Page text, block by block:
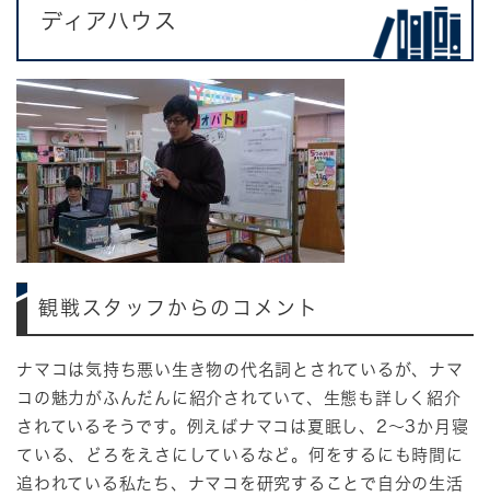
ディアハウス
観戦スタッフからのコメント
ナマコは気持ち悪い生き物の代名詞とされているが、ナマ
コの魅力がふんだんに紹介されていて、生態も詳しく紹介
されているそうです。例えばナマコは夏眠し、2～3か月寝
ている、どろをえさにしているなど。何をするにも時間に
追われている私たち、ナマコを研究することで自分の生活